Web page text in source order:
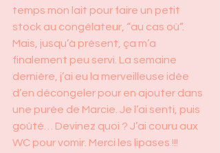
temps mon lait pour faire un petit
stock au congélateur, “au cas où”.
Mais, jusqu’à présent, ça m’a
finalement peu servi. La semaine
dernière, j’ai eu la merveilleuse idée
d’en décongeler pour en ajouter dans
une purée de Marcie. Je l’ai senti, puis
goûté… Devinez quoi ? J’ai couru aux
WC pour vomir. Merci les lipases !!!